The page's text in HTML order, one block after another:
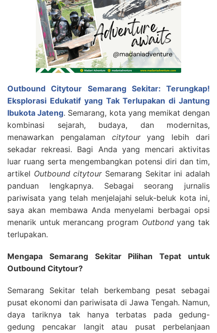
Outbound Citytour Semarang Sekitar: Terungkap!
Eksplorasi Edukatif yang Tak Terlupakan di Jantung
Ibukota Jateng. Semarang, kota yang memikat dengan
kombinasi sejarah, budaya, dan modernitas,
menawarkan pengalaman citytouryang lebih dari
sekadar rekreasi. Bagi Anda yang mencari aktivitas
luar ruang serta mengembangkan potensi diri dan tim,
artikel Outbound citytourSemarang Sekitar ini adalah
panduan lengkapnya. Sebagai seorang jurnalis
pariwisata yang telah menjelajahi seluk-beluk kota ini,
saya akan membawa Anda menyelami berbagai opsi
menarik untuk merancang program Outbondyang tak
terlupakan.
Mengapa Semarang Sekitar Pilihan Tepat untuk
Outbound Citytour?
Semarang Sekitar telah berkembang pesat sebagai
pusat ekonomi dan pariwisata di Jawa Tengah. Namun,
daya tariknya tak hanya terbatas pada gedung-
gedung pencakar langit atau pusat perbelanjaan